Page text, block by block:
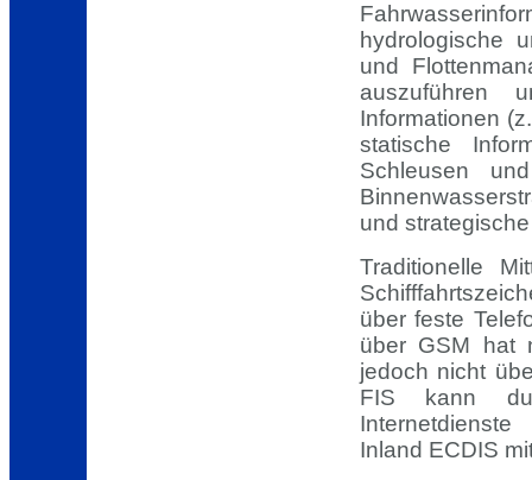
hydrologische
und
auszuführen
Informationen
statische
Schleusen
und
Traditionelle
über feste
über GSM hat
jedoch nicht
FIS kann
Inland ECDIS